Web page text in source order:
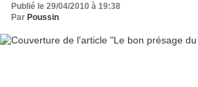
Publié le 29/04/2010 à 19:38
Par Poussin